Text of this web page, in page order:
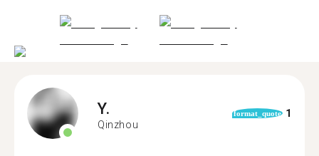
Y.
Qinzhou
format_quote 1